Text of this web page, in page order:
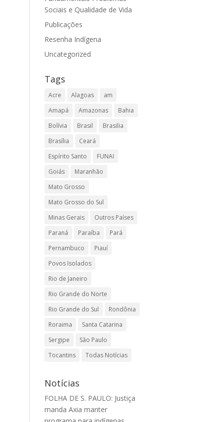
Sociais e Qualidade de Vida
Publicações
Resenha Indígena
Uncategorized
Tags
Acre Alagoas
am
Amapá
Amazonas
Bahia
Bolívia
Brasil
Brasilia
Brasília
Ceará
Espírito Santo
FUNAI
Goiás
Maranhão
Mato Grosso
Mato Grosso do Sul
Minas Gerais
Outros Países
Paraná
Paraíba
Pará
Pernambuco
Piauí
Povos Isolados
Rio de Janeiro
Rio Grande do Norte
Rio Grande do Sul
Rondônia
Roraima
Santa Catarina
Sergipe
São Paulo
Tocantins
Todas Notícias
Notícias
FOLHA DE S. PAULO: Justiça
manda Axia manter